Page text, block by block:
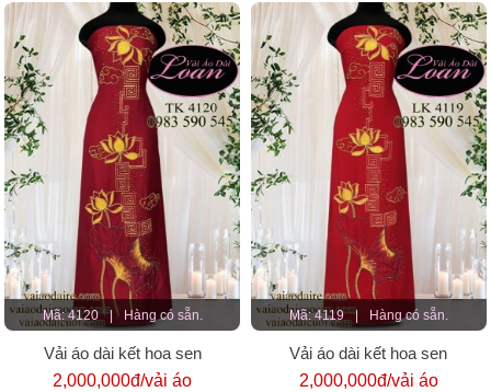
Mã: 4120 | Hàng có sẵn.
Vải áo dài kết hoa sen
2,000,000đ/vải áo
Mã: 4119 | Hàng có sẵn.
Vải áo dài kết hoa sen
2,000,000đ/vải áo